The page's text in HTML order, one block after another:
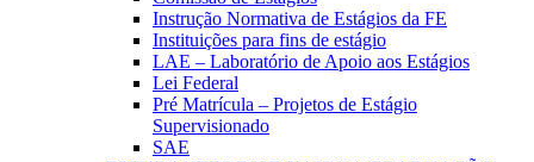
Instrução Normativa de Estágios da FE
Instituições para fins de estágio
LAE – Laboratório de Apoio aos Estágios
Lei Federal
Pré Matrícula – Projetos de Estágio
Supervisionado
SAE